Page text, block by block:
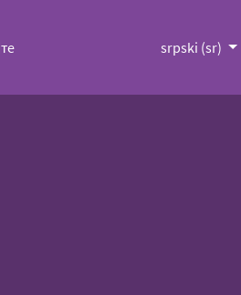
srpski (sr)